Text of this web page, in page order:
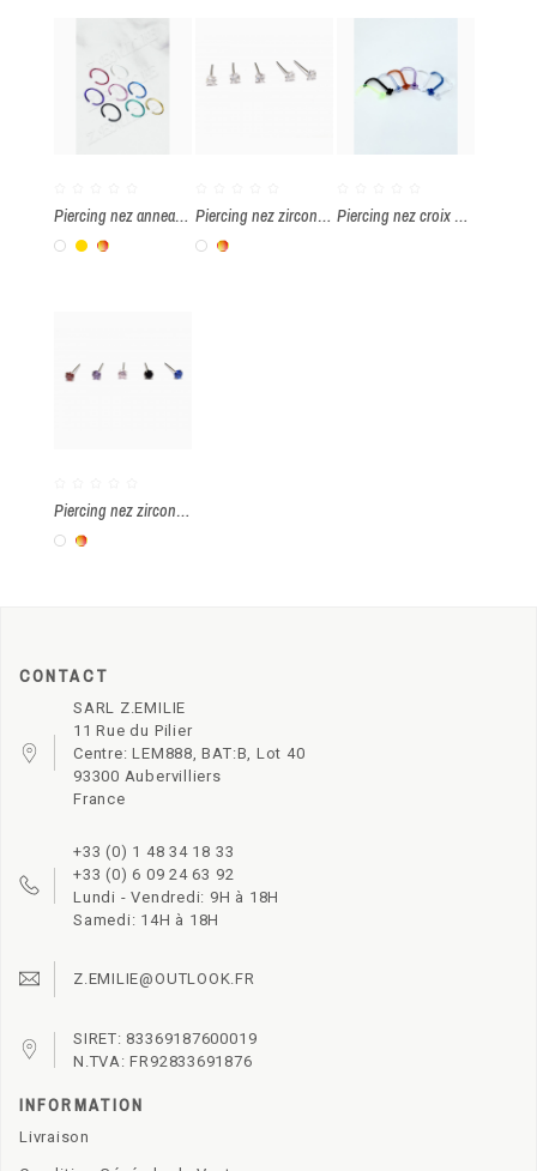
Piercing nez anneaux par boîte de 40 pièces
Blanc
OrMulticolore
Piercing nez zirconium carré 2mm par boite de 20 pièces
BlancMulticolore
Piercing nez croix par boîte de 40 pièces
Piercing nez zirconium rond 2.5mm par boite de 20 pièces
BlancMulticolore
CONTACT
SARL Z.EMILIE
11 Rue du Pilier
Centre: LEM888, BAT:B, Lot 40
93300 Aubervilliers
France
+33 (0) 1 48 34 18 33
+33 (0) 6 09 24 63 92
Lundi - Vendredi: 9H à 18H
Samedi: 14H à 18H
Z.EMILIE@OUTLOOK.FR
SIRET: 83369187600019
N.TVA: FR92833691876
INFORMATION
Livraison